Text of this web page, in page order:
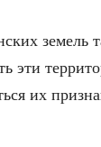
земель
эти
их